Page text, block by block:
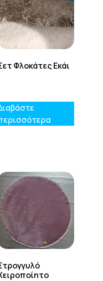
Φλοκάτες Εκάι